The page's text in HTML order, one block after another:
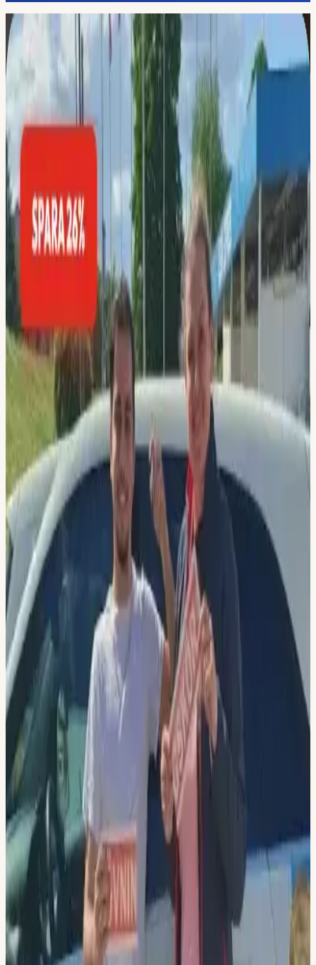
Boka online
Bokadin tid
Välj tjänst, lärare, tid och bekräfta, klart på under 2 minuter.
Gratis avbokning
Direkt bekräftelse
Säker betalning
Osäker på vilket paket?
Svara på 2 snabba frågor, vi
rekommenderar rätt paket för dig.
Välj din lokal
FlemingsbergHuddinge
Norsborg / Botkyrka
Sickla
Nacka
Vad vill du boka?
Körkortspaket Komplett, körlektioner, risk & körprov ingår
Körlektioner Lösa lektioner, paket, simulator & lån av bil
RiskutbildningRiskettan & Risktvåan, ihop eller var för sig
Teori & material Teorikurs, datatester, språk, böcker &
dyslexistöd
-
10 350 kr8 750 kr
Paket 5+utbildning
Du sparar 1 600 kr eller730 kr/månvid delbetalning
5 körlektioner à 60 min
Riskettan & Risktvåan ingår
Datatester och e-bok ingår
Välj lokal & köp
Flemingsberg Hallunda
20
14 250 kr
11 350 kr
Paket 8+utbildning
Du sparar 2 900 kr eller950 kr/mån
8 körlektioner à 60 min
Riskettan & Risktvåan ingår
Datatester och e-bok ingår
Välj lokal & köp